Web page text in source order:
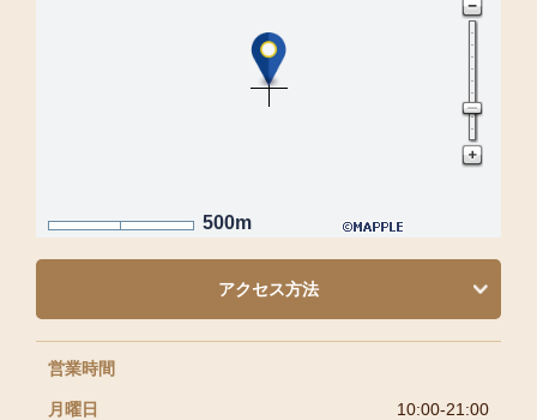
500m
営業時間
月曜日
10:00-21:00
アクセス方法